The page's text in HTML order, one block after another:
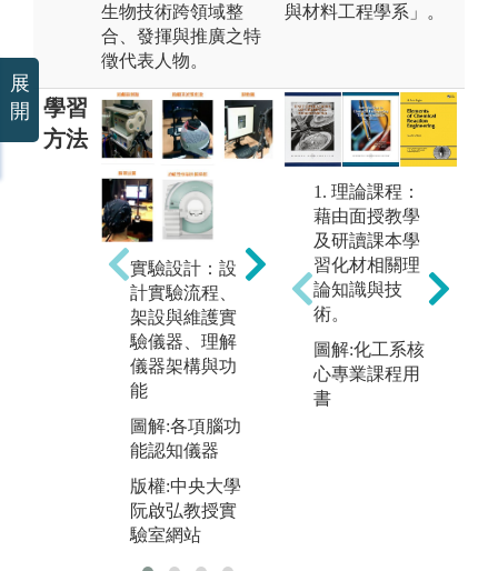
生物技術跨領域整
合、發揮與推廣之特
徵代表人物。
與材料工程學系」。
學習
方法
實驗設計：設
計實驗流程、
架設與維護實
驗儀器、理解
儀器架構與功
能
圖解:各項腦功
能認知儀器
版權:中央大學
阮啟弘教授實
驗室網站
基礎科學：基
礎物理、化
學、生物、電
子電路以及臨
床科學
1. 理論課程：
藉由面授教學
及研讀課本學
習化材相關理
論知識與技
術。
圖解:化工系核
心專業課程用
書
展
開